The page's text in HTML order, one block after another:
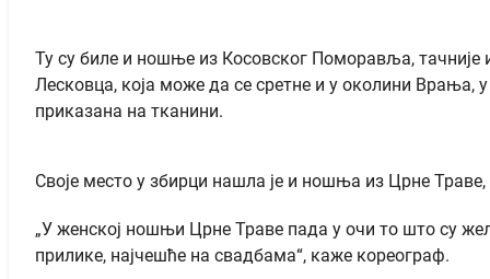
Ту су биле и ношње из Косовског Поморавља,
Лесковца, која може да се сретне и у околини Врања,
приказана на тканини.
Своје место у збирци нашла је и ношња из Црне Траве,
„У женској ношњи Црне Траве пада у очи то што су
прилике, најчешће на свадбама“, каже кореограф.